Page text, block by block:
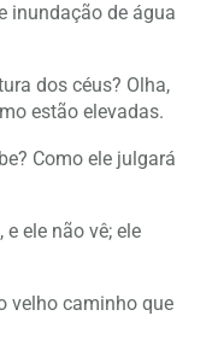
inundação de água
dos céus? Olha,
estão elevadas.
Como ele julgará
ele não vê; ele
velho caminho que